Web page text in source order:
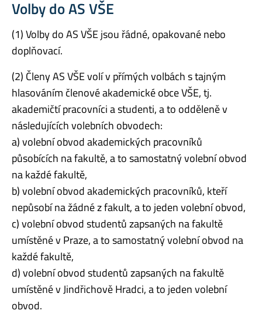
Volby do AS VŠE
(1) Volby do AS VŠE jsou řádné, opakované nebo
doplňovací.
(2) Členy AS VŠE volí v přímých volbách s tajným
hlasováním členové akademické obce VŠE, tj.
akademičtí pracovníci a studenti, a to odděleně v
následujících volebních obvodech:
a) volební obvod akademických pracovníků
působících na fakultě, a to samostatný volební obvod
na každé fakultě,
b) volební obvod akademických pracovníků, kteří
nepůsobí na žádné z fakult, a to jeden volební obvod,
c) volební obvod studentů zapsaných na fakultě
umístěné v Praze, a to samostatný volební obvod na
každé fakultě,
d) volební obvod studentů zapsaných na fakultě
umístěné v Jindřichově Hradci, a to jeden volební
obvod.